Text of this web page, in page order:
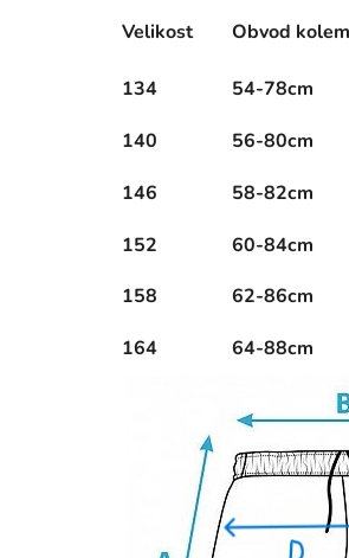
Velikost Obvod
134 54-78cm
140
56-80cm
146
58-82cm
152
60-84cm
158
62-86cm
164
64-88cm